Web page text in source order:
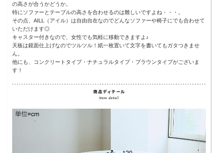
の高さが合うかどうか。
特にソファーとテーブルの高さを合わせるのは難しいですよね・・・。
その点、AILL（アイル）は自由自在なのでどんなソファーや椅子にでも合わせて
いただけます◎
キャスター付きなので、女性でも気軽に移動できますよ♪
天板は鏡面仕上げなのでツルツル！紙一枚置いて文字を書いてもガタつきませ
ん。
他にも、コンクリートタイプ・ナチュラルタイプ・ブラウンタイプがございま
す！